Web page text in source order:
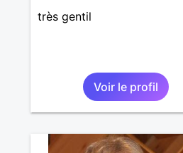
très gentil
Voir le profil